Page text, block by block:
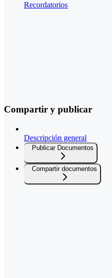
Recordatorios
Compartir y publicar
Descripción general
Publicar Documentos
Compartir documentos